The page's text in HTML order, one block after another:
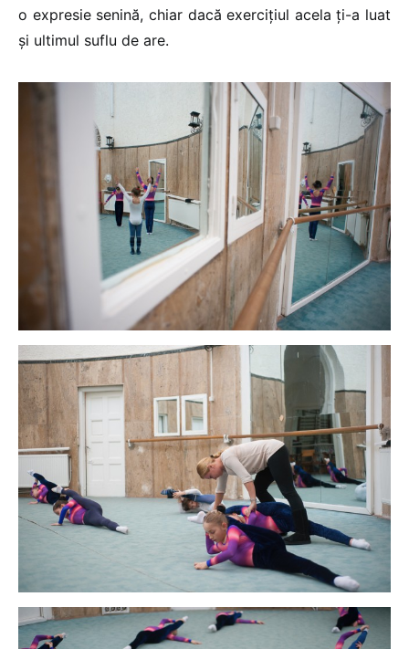
o expresie senină, chiar dacă exercițiul acela ți-a luat
și ultimul suflu de are.